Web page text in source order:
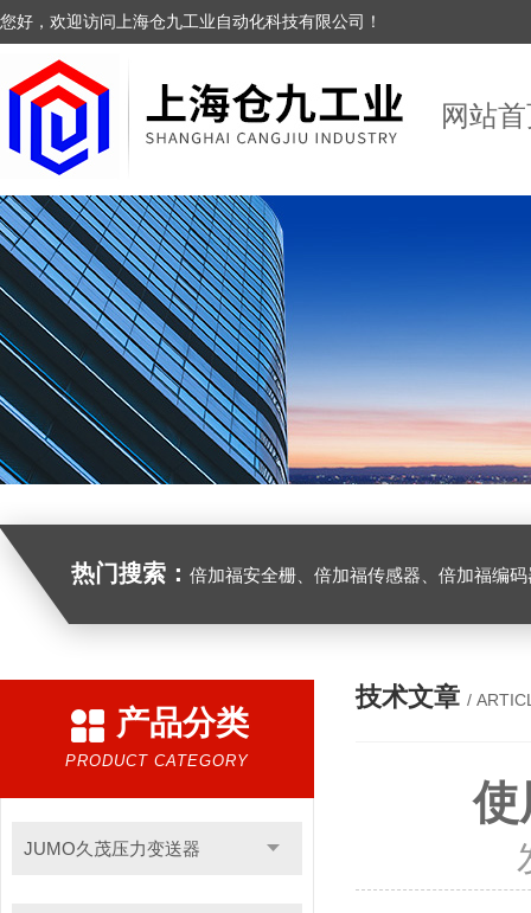
您好，欢迎访问上海仓九工业自动化科技有限公司！
网站
热门搜索： 倍加福安全栅、倍加福传感器、倍加福编码器、倍加福超声波传感器、松下伺服驱动器、松下伺
产品分类
PRODUCT CATEGORY
JUMO久茂压力变送器
技术文章 /
使